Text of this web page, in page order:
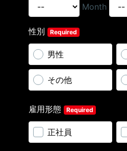
Month
性別 Required
男性
その他
雇用形態 Required
正社員